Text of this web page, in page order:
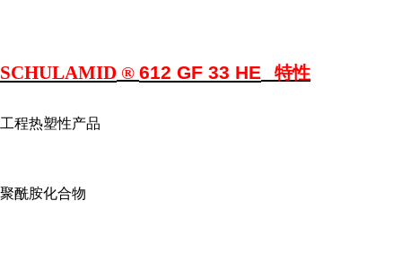
SCHULAMID ® 612 GF 33 HE 特性
工程热塑性产品
聚酰胺化合物